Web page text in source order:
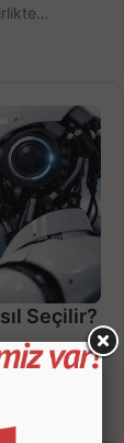
Seçilir?
için doğru